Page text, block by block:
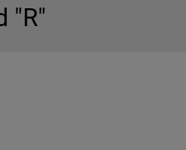
"R"